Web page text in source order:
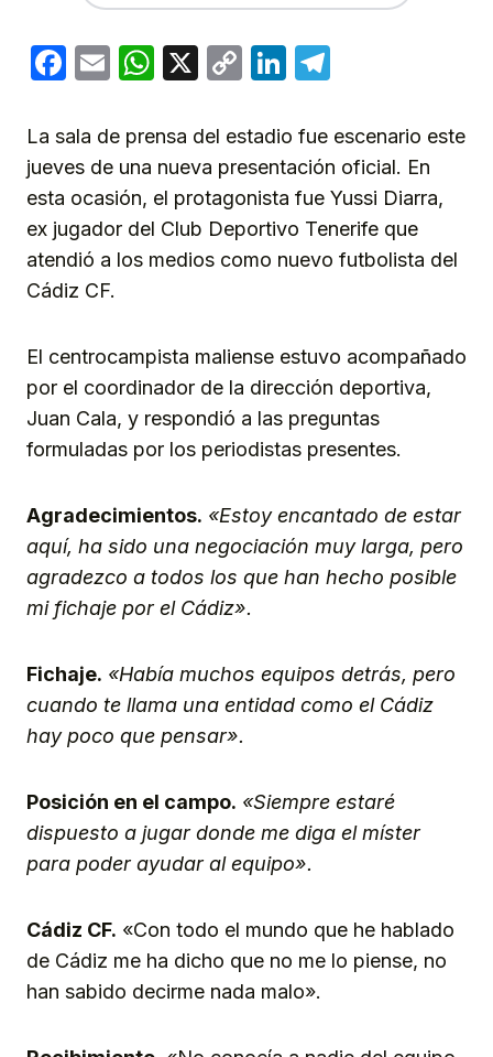
Facebook
EmailWhatsApp
X
CopyLinkedIn
La sala de prensa del estadio fue escenario este
jueves de una nueva presentación oficial. En
esta ocasión, el protagonista fue Yussi Diarra,
ex jugador del Club Deportivo Tenerife que
atendió a los medios como nuevo futbolista del
Cádiz CF.
El centrocampista maliense estuvo acompañado
por el coordinador de la dirección deportiva,
Juan Cala, y respondió a las preguntas
formuladas por los periodistas presentes.
Agradecimientos. «Estoy encantado de estar
aquí, ha sido una negociación muy larga, pero
agradezco a todos los que han hecho posible
mi fichaje por el Cádiz».
Fichaje. «Había muchos equipos detrás, pero
cuando te llama una entidad como el Cádiz
hay poco que pensar».
Posición en el campo. «Siempre estaré
dispuesto a jugar donde me diga el míster
para poder ayudar al equipo».
Cádiz CF. «Con todo el mundo que he hablado
de Cádiz me ha dicho que no me lo piense, no
han sabido decirme nada malo».